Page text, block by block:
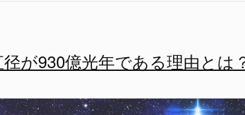
が930億光年である理由とは